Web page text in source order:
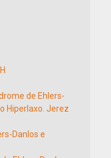
de Ehlers-
Hiperlaxo. Jerez
Danlos e